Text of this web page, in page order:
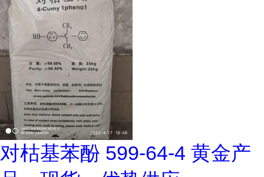
对枯基苯酚 599-64-4 黄金产